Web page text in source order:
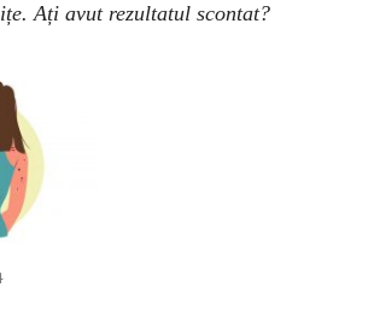
Ați avut rezultatul scontat?